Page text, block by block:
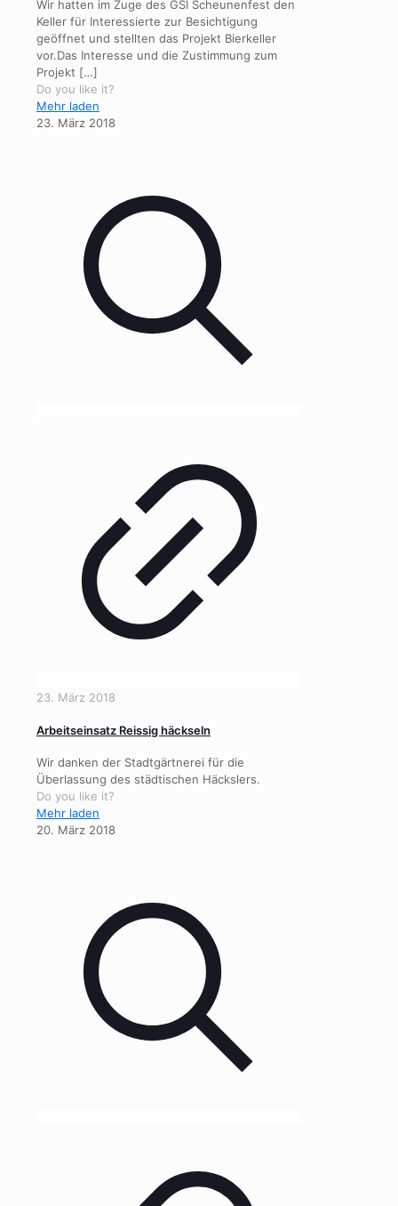
Wir hatten im Zuge des GSI Scheunenfest den
Keller für Interessierte zur Besichtigung
geöffnet und stellten das Projekt Bierkeller
vor.Das Interesse und die Zustimmung zum
Projekt […]
Do you like it?
Mehr laden
23. März 2018
23. März 2018
Arbeitseinsatz Reissig häckseln
Wir danken der Stadtgärtnerei für die
Überlassung des städtischen Häckslers.
Do you like it?
Mehr laden
20. März 2018